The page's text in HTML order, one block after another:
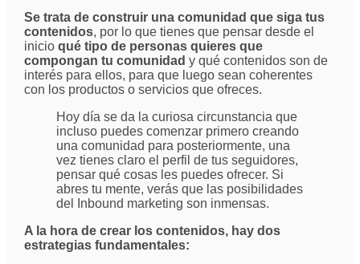
Se trata de construir una comunidad que siga tus
contenidos, por lo que tienes que pensar desde el
inicio qué tipo de personas quieres que
compongan tu comunidad y qué contenidos son de
interés para ellos, para que luego sean coherentes
con los productos o servicios que ofreces.
Hoy día se da la curiosa circunstancia que
incluso puedes comenzar primero creando
una comunidad para posteriormente, una
vez tienes claro el perfil de tus seguidores,
pensar qué cosas les puedes ofrecer. Si
abres tu mente, verás que las posibilidades
del Inbound marketing son inmensas.
A la hora de crear los contenidos, hay dos
estrategias fundamentales: